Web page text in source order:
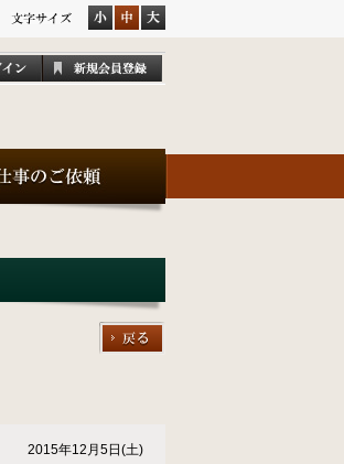
2015年12月5日(土)